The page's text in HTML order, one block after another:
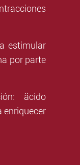
estimular
por parte
äcido
enriquecer